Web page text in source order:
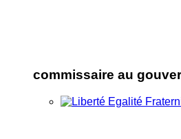
commissaire au